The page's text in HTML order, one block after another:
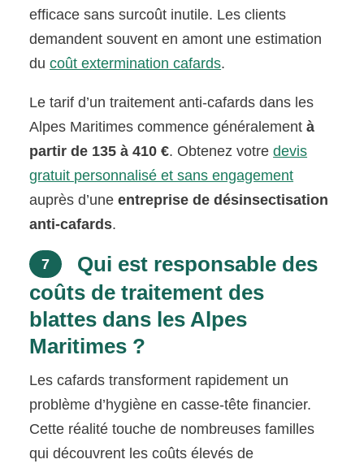
efficace sans surcoût inutile. Les clients
demandent souvent en amont une estimation
ducoût extermination cafards.
Le tarif d’un traitement anti-cafards dans les
Alpes Maritimes commence généralementà
partir de 135 à 410 €. Obtenez votredevis
gratuit personnalisé et sans engagement
auprès d’uneentreprise de désinsectisation
anti-cafards.
7
Qui est responsable des
coûts de traitement des
blattes dans les Alpes
Maritimes ?
Les cafards transforment rapidement un
problème d’hygiène en casse-tête financier.
Cette réalité touche de nombreuses familles
qui découvrent les coûts élevés de